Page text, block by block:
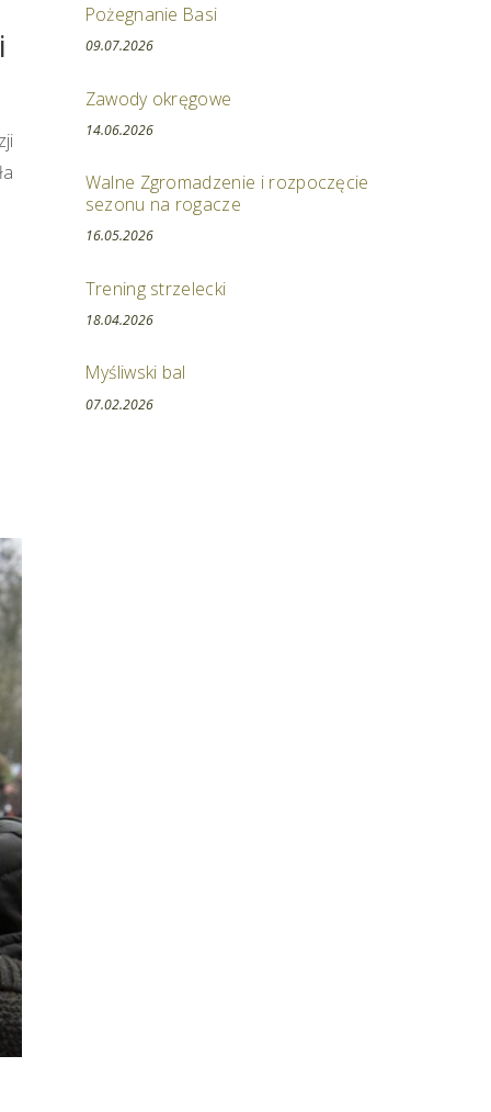
Pożegnanie Basi
09.07.2026
Zawody okręgowe
14.06.2026
Walne Zgromadzenie i rozpoczęcie
sezonu na rogacze
16.05.2026
Trening strzelecki
18.04.2026
Myśliwski bal
07.02.2026